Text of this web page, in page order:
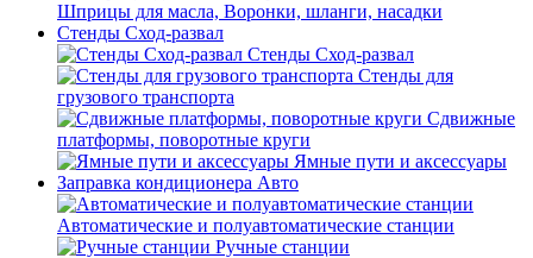
Шприцы для масла, Воронки, шланги, насадки
Стенды Сход-развал
Стенды Сход-развал
Стенды для
грузового транспорта
Сдвижные
платформы, поворотные круги
Ямные пути и аксессуары
Заправка кондиционера Авто
Автоматические и полуавтоматические станции
Ручные станции